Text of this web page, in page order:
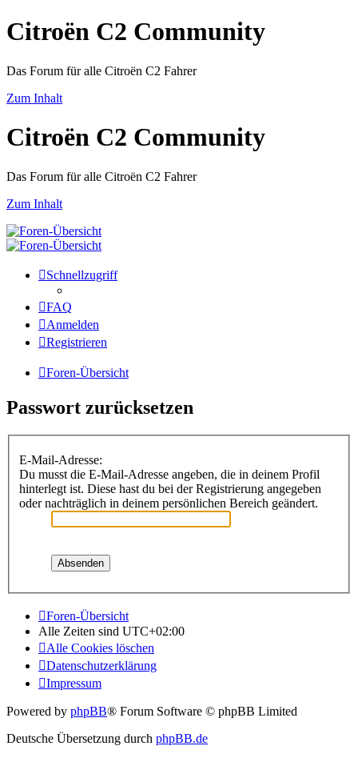
Citroën C2 Community
Das Forum für alle Citroën C2 Fahrer
Zum Inhalt
Citroën C2 Community
Das Forum für alle Citroën C2 Fahrer
Zum Inhalt
Schnellzugriff
FAQ
Anmelden
Registrieren
Foren-Übersicht
Passwort zurücksetzen
E-Mail-Adresse:
Du musst die E-Mail-Adresse angeben, die in deinem Profil
hinterlegt ist. Diese hast du bei der Registrierung angegeben
oder nachträglich in deinem persönlichen Bereich geändert.
Foren-Übersicht
Alle Zeiten sind UTC+02:00
Alle Cookies löschen
Datenschutzerklärung
Impressum
Powered by phpBB® Forum Software © phpBB Limited
Deutsche Übersetzung durch phpBB.de